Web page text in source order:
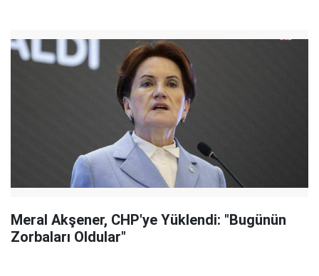
Meral Akşener, CHP'ye Yüklendi: "Bugünün
Zorbaları Oldular"